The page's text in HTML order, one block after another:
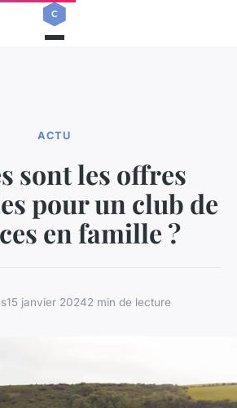
ACTU
sont les offres
pour un club de
en famille ?
15 janvier 20242 min de lecture